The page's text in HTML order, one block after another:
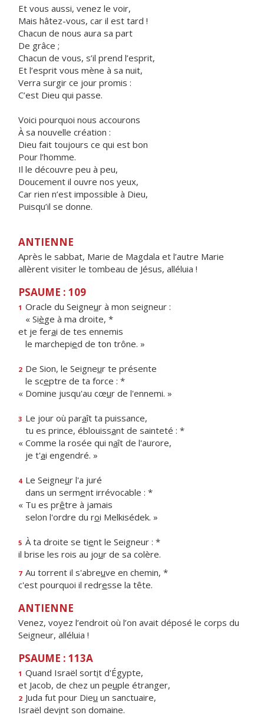
Et vous aussi, venez le voir,
Mais hâtez-vous, car il est tard !
Chacun de nous aura sa part
De grâce ;
Chacun de vous, s’il prend l’esprit,
Et l’esprit vous mène à sa nuit,
Verra surgir ce jour promis :
C’est Dieu qui passe.
Voici pourquoi nous accourons
À sa nouvelle création :
Dieu fait toujours ce qui est bon
Pour l’homme.
Il le découvre peu à peu,
Doucement il ouvre nos yeux,
Car rien n’est impossible à Dieu,
Puisqu’il se donne.
ANTIENNE
Après le sabbat, Marie de Magdala et l’autre Marie
allèrent visiter le tombeau de Jésus, alléluia !
PSAUME : 109
1 Oracle du Seigneur à mon seigneur :
« Siège à ma droite, *
et je ferai de tes ennemis
le marchepied de ton trône. »
2 De Sion, le Seigneur te présente
le sceptre de ta force : *
« Domine jusqu'au cœur de l'ennemi. »
3 Le jour où paraît ta puissance,
tu es prince, éblouissant de sainteté : *
« Comme la rosée qui naît de l'aurore,
je t'ai engendré. »
4 Le Seigneur l'a juré
dans un serment irrévocable : *
« Tu es prêtre à jamais
selon l'ordre du roi Melkisédek. »
5 À ta droite se tient le Seigneur : *
il brise les rois au jour de sa colère.
7 Au torrent il s'abreuve en chemin, *
c'est pourquoi il redresse la tête.
ANTIENNE
Venez, voyez l’endroit où l’on avait déposé le corps du
Seigneur, alléluia !
PSAUME : 113A
1 Quand Israël sortit d'Égypte,
et Jacob, de chez un peuple étranger,
2 Juda fut pour Dieu un sanctuaire,
Israël devint son domaine.